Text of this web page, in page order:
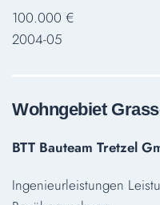
100.000 €
2004-05
Wohngebiet
BTT Bauteam Tretzel
Ingenieurleistungen